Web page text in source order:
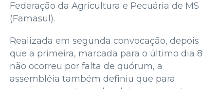
Federação da Agricultura e Pecuária de MS
(Famasul).
Realizada em segunda convocação, depois
que a primeira, marcada para o último dia 8
não ocorreu por falta de quórum, a
assembléia também definiu que para